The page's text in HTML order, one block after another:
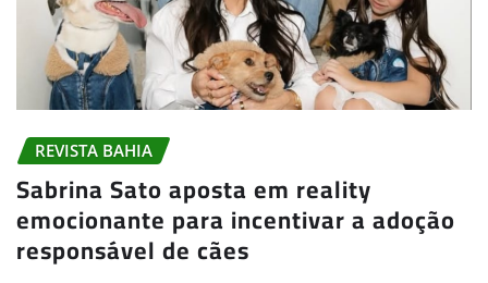
REVISTA BAHIA
Sabrina Sato aposta em reality
emocionante para incentivar a adoção
responsável de cães